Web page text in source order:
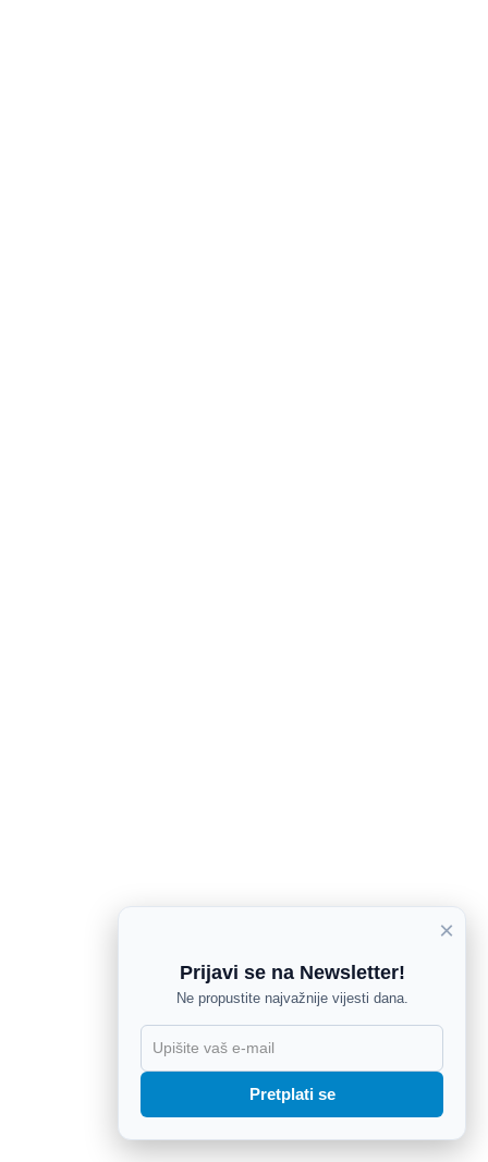
×
Prijavi se na Newsletter!
Ne propustite najvažnije vijesti dana.
Pretplati se